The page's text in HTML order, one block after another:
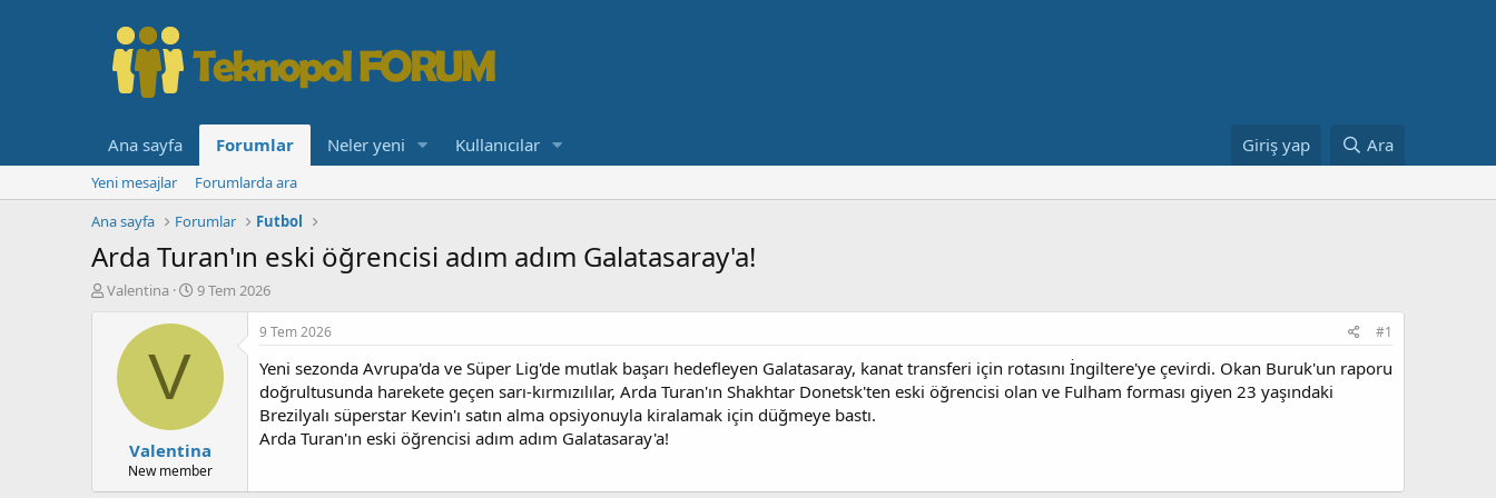
Ana sayfa Forumlar Neler yeni Kullanıcılar Giriş yap Ara
Yeni mesajlar
Forumlarda ara
Ana sayfa
Forumlar Futbol
Arda Turan'ın eski öğrencisi adım adım Galatasaray'a!
K
l
Valentina
B
ş
ı
ç
t
a
9 Tem 2026
V
Valentina
New member
9 Tem 2026 #1
Yeni sezonda Avrupa'da ve Süper Lig'de mutlak başarı hedefleyen Galatasaray, kanat transferi için rotasını İngiltere'ye çevirdi. Okan Buruk'un raporu
doğrultusunda harekete geçen sarı-kırmızılılar, Arda Turan'ın Shakhtar Donetsk'ten eski öğrencisi olan ve Fulham forması giyen 23 yaşındaki
Brezilyalı süperstar Kevin'ı satın alma opsiyonuyla kiralamak için düğmeye bastı.
Arda Turan'ın eski öğrencisi adım adım Galatasaray'a!